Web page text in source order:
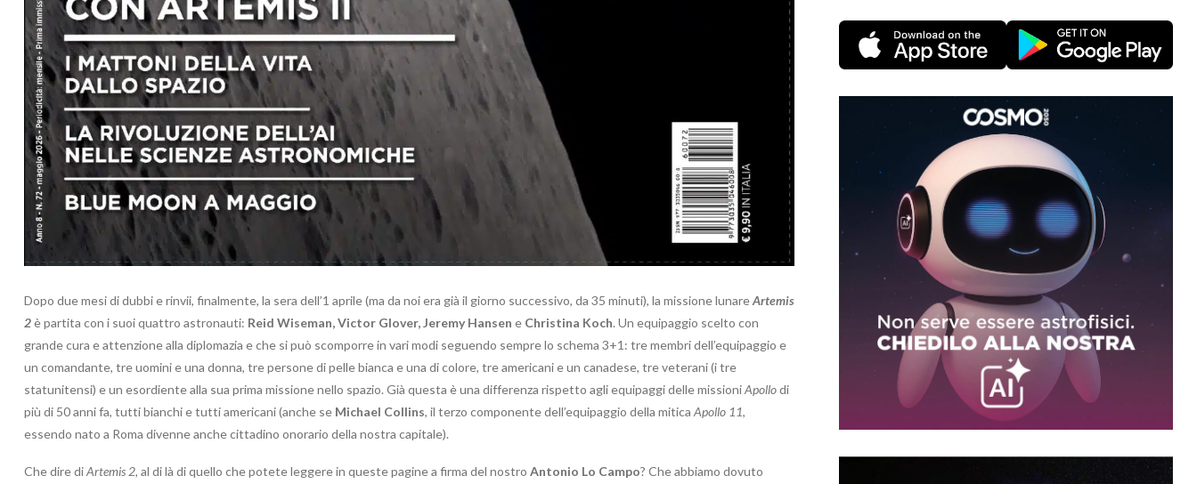
Dopo due mesi di dubbi e rinvii, finalmente, la sera dell’1 aprile (ma da noi era già il giorno successivo, da 35 minuti), la missione lunareArtemis
2è partita con i suoi quattro astronauti: Reid Wiseman, Victor Glover, Jeremy Hansen e Christina Koch. Un equipaggio scelto con
grande cura e attenzione alla diplomazia e che si può scomporre in vari modi seguendo sempre lo schema 3+1: tre membri dell’equipaggio e
un comandante, tre uomini e una donna, tre persone di pelle bianca e una di colore, tre americani e un canadese, tre veterani (i tre
statunitensi) e un esordiente alla sua prima missione nello spazio. Già questa è una differenza rispetto agli equipaggi delle missioniApollodi
più di 50 anni fa, tutti bianchi e tutti americani (anche se Michael Collins, il terzo componente dell’equipaggio della mitica Apollo 11,
essendo nato a Roma divenne anche cittadino onorario della nostra capitale).
Che dire diArtemis 2, al di là di quello che potete leggere in queste pagine a firma del nostro Antonio Lo Campo? Che abbiamo dovuto